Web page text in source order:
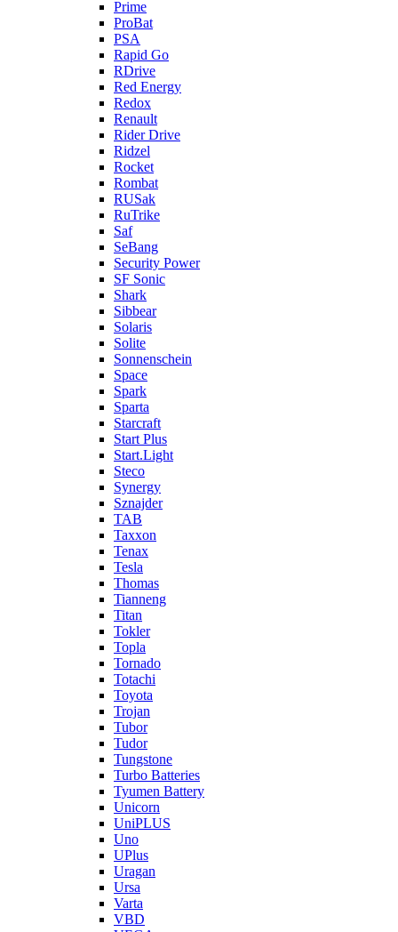
Prime
ProBat
PSA
Rapid Go
RDrive
Red Energy
Redox
Renault
Rider Drive
Ridzel
Rocket
Rombat
RUSak
RuTrike
Saf
SeBang
Security Power
SF Sonic
Shark
Sibbear
Solaris
Solite
Sonnenschein
Space
Spark
Sparta
Starcraft
Start Plus
Start.Light
Steco
Synergy
Sznajder
TAB
Taxxon
Tenax
Tesla
Thomas
Tianneng
Titan
Tokler
Topla
Tornado
Totachi
Toyota
Trojan
Tubor
Tudor
Tungstone
Turbo Batteries
Tyumen Battery
Unicorn
UniPLUS
Uno
UPlus
Uragan
Ursa
Varta
VBD